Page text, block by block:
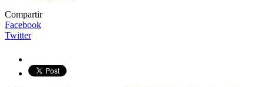
Compartir
Facebook
Twitter